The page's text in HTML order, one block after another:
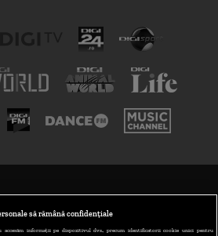
să rămână confidențiale
accesăm informații pe dispozitivul dvs., precum identificatorii cookie unici pentru